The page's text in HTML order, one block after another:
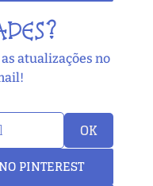
atualizações no
OK
PINTEREST